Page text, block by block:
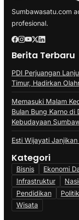
Sumbawasatu.com
profesional.
Berita Terbaru
PDI Perjuangan
Timur, Hadirkan
Memasuki Malam
Bulan Bung Karno di
Kebudayaan
Esti Wijayati
Kategori
Bisnis Ekonomi
Infrastruktur
Pendidikan
Wisata